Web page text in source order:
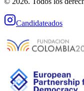
Candidateados